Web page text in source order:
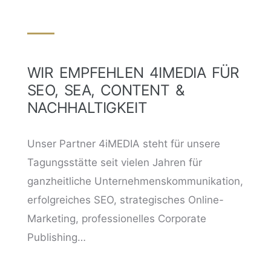
WIR EMPFEHLEN 4IMEDIA FÜR
SEO, SEA, CONTENT &
NACHHALTIGKEIT
Unser Partner 4iMEDIA steht für unsere
Tagungsstätte seit vielen Jahren für
ganzheitliche Unternehmenskommunikation,
erfolgreiches SEO, strategisches Online-
Marketing, professionelles Corporate
Publishing…